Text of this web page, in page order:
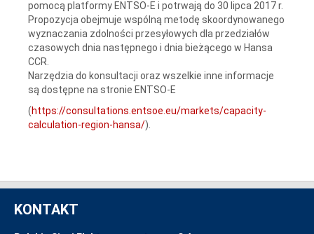
pomocą platformy ENTSO-E i potrwają do 30 lipca 2017 r.
Propozycja obejmuje wspólną metodę skoordynowanego
wyznaczania zdolności przesyłowych dla przedziałów
czasowych dnia następnego i dnia bieżącego w Hansa
CCR.
Narzędzia do konsultacji oraz wszelkie inne informacje
są dostępne na stronie ENTSO-E
(https://consultations.entsoe.eu/markets/capacity-
calculation-region-hansa/).
KONTAKT